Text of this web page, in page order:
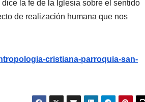
la fe de la Iglesia sobre el sentido
de realización humana que nos
cristiana-parroquia-san-